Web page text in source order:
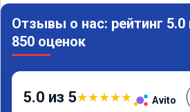
Отзывы о нас: рейтинг 5.0
850 оценок
5.0 из 5★★★★★ Avito